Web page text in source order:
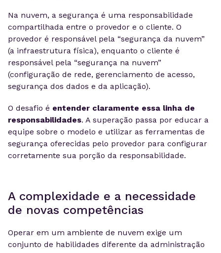
Na nuvem, a segurança é uma responsabilidade
compartilhada entre o provedor e o cliente. O
provedor é responsável pela “segurança da nuvem”
(a infraestrutura física), enquanto o cliente é
responsável pela “segurança na nuvem”
(configuração de rede, gerenciamento de acesso,
segurança dos dados e da aplicação).
O desafio é entender claramente essa linha de
responsabilidades. A superação passa por educar a
equipe sobre o modelo e utilizar as ferramentas de
segurança oferecidas pelo provedor para configurar
corretamente sua porção da responsabilidade.
A complexidade e a necessidade
de novas competências
Operar em um ambiente de nuvem exige um
conjunto de habilidades diferente da administração